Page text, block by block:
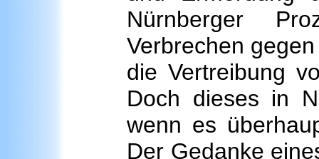
Nürnberger
Verbrechen
die Vertreibung
Doch dieses in
wenn es
Der Gedanke